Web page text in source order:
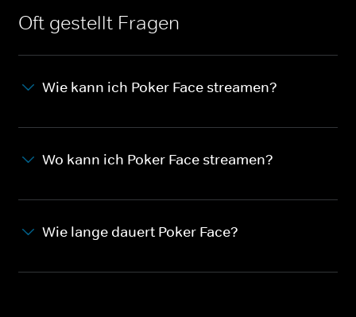
Oft gestellt Fragen
Wie kann ich Poker Face streamen?
Wo kann ich Poker Face streamen?
Wie lange dauert Poker Face?